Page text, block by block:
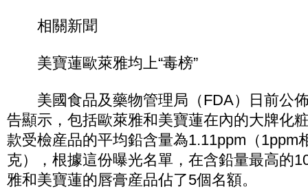
相關新聞
美寶蓮歐萊雅均上“毒榜”
美國食品及藥物管理局（FDA）日前公
告顯示，包括歐萊雅和美寶蓮在內的大牌化
款受檢産品的平均鉛含量為1.11ppm（1ppm
克），根據這份曝光名單，在含鉛量最高的
雅和美寶蓮的唇膏産品佔了5個名額。